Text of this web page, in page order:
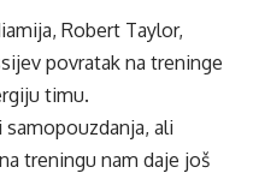
Robert Taylor,
povratak na treninge
timu.
ali
treningu nam daje još